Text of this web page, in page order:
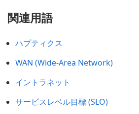
関連用語
ハプティクス
WAN (Wide-Area Network)
イントラネット
サービスレベル目標 (SLO)